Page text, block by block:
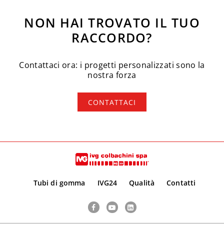
NON HAI TROVATO IL TUO
RACCORDO?
Contattaci ora: i progetti personalizzati sono la
nostra forza
CONTATTACI
Tubi di gomma IVG24 Qualità Contatti
FacebookYouTubeLinkedIn